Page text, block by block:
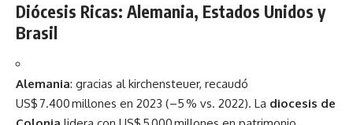
Diócesis Ricas: Alemania, Estados Unidos y
Brasil
Alemania: gracias al kirchensteuer, recaudó
US$ 7.400 millones en 2023 (–5 % vs. 2022). La diocesis de